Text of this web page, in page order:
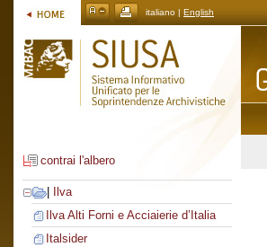
italiano | English
contrai l'albero
Ilva
Ilva Alti Forni e Acciaierie d’Italia
Italsider